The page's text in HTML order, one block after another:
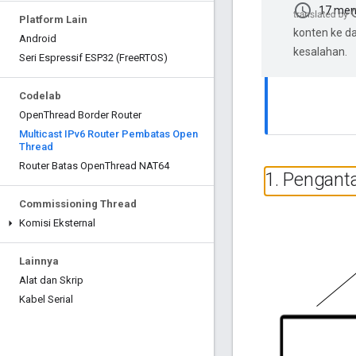
Platform Lain
Android
Seri Espressif ESP32 (FreeRTOS)
Codelab
OpenThread Border Router
Multicast IPv6 Router Pembatas Open
Thread
Router Batas OpenThread NAT64
Commissioning Thread
Komisi Eksternal
Lainnya
Alat dan Skrip
Kabel Serial
schedule 17
konten ke
kesalahan.
1.